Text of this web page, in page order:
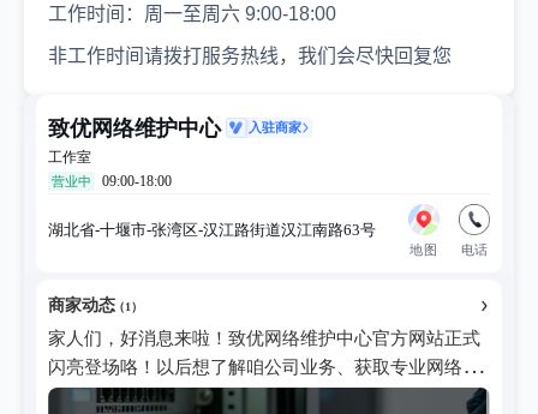
工作时间：周一至周六 9:00-18:00
非工作时间请拨打服务热线，我们会尽快回复您